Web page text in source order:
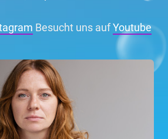
Besucht uns aufYoutube